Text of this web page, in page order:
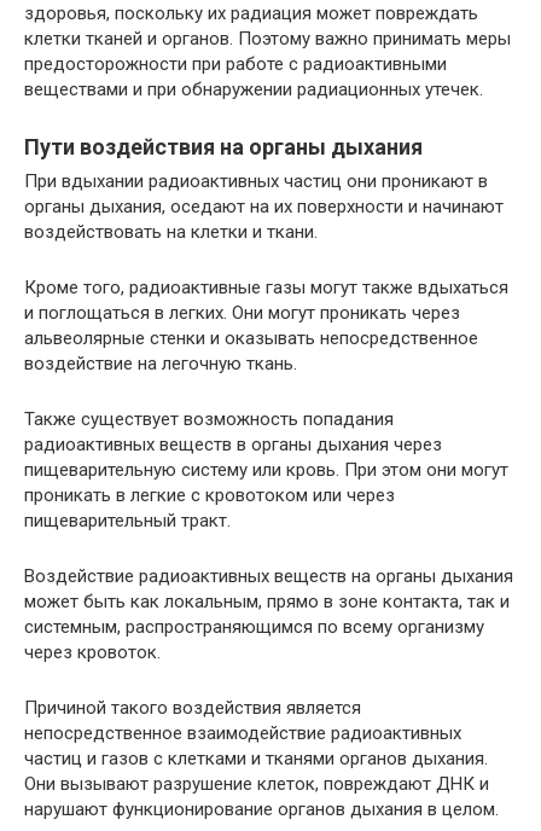
здоровья, поскольку их радиация может повреждать
клетки тканей и органов. Поэтому важно принимать меры
предосторожности при работе с радиоактивными
веществами и при обнаружении радиационных утечек.
Пути воздействия на органы дыхания
При вдыхании радиоактивных частиц они проникают в
органы дыхания, оседают на их поверхности и начинают
воздействовать на клетки и ткани.
Кроме того, радиоактивные газы могут также вдыхаться
и поглощаться в легких. Они могут проникать через
альвеолярные стенки и оказывать непосредственное
воздействие на легочную ткань.
Также существует возможность попадания
радиоактивных веществ в органы дыхания через
пищеварительную систему или кровь. При этом они могут
проникать в легкие с кровотоком или через
пищеварительный тракт.
Воздействие радиоактивных веществ на органы дыхания
может быть как локальным, прямо в зоне контакта, так и
системным, распространяющимся по всему организму
через кровоток.
Причиной такого воздействия является
непосредственное взаимодействие радиоактивных
частиц и газов с клетками и тканями органов дыхания.
Они вызывают разрушение клеток, повреждают ДНК и
нарушают функционирование органов дыхания в целом.